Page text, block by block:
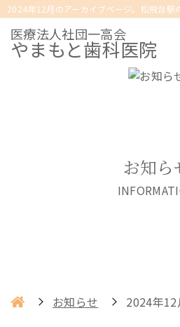
2024年12月のアーカイブページ。松飛台駅
医療法人社団一高会
やまもと歯科医院
お知ら
お知らせ 2024年12